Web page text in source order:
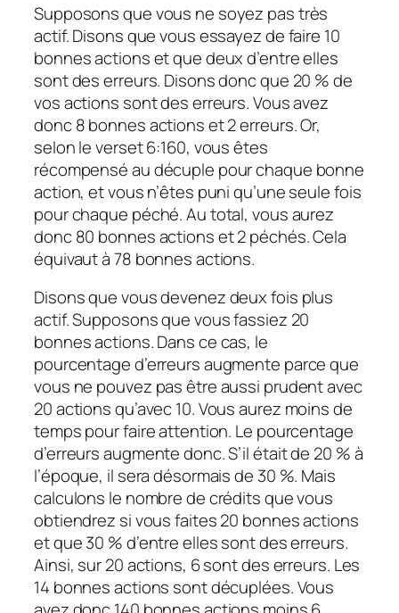
Supposons que vous ne soyez pas très
actif. Disons que vous essayez de faire 10
bonnes actions et que deux d’entre elles
sont des erreurs. Disons donc que 20 % de
vos actions sont des erreurs. Vous avez
donc 8 bonnes actions et 2 erreurs. Or,
selon le verset 6:160, vous êtes
récompensé au décuple pour chaque bonne
action, et vous n’êtes puni qu’une seule fois
pour chaque péché. Au total, vous aurez
donc 80 bonnes actions et 2 péchés. Cela
équivaut à 78 bonnes actions.
Disons que vous devenez deux fois plus
actif. Supposons que vous fassiez 20
bonnes actions. Dans ce cas, le
pourcentage d’erreurs augmente parce que
vous ne pouvez pas être aussi prudent avec
20 actions qu’avec 10. Vous aurez moins de
temps pour faire attention. Le pourcentage
d’erreurs augmente donc. S’il était de 20 % à
l’époque, il sera désormais de 30 %. Mais
calculons le nombre de crédits que vous
obtiendrez si vous faites 20 bonnes actions
et que 30 % d’entre elles sont des erreurs.
Ainsi, sur 20 actions, 6 sont des erreurs. Les
14 bonnes actions sont décuplées. Vous